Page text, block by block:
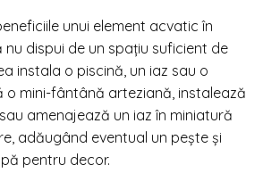
unui element acvatic în
dispui de un spaţiu suficient de
instala o piscină, un iaz sau o
o mini-fântână arteziană, instalează
amenajează un iaz în miniatură
adăugând eventual un peşte şi
pentru decor.